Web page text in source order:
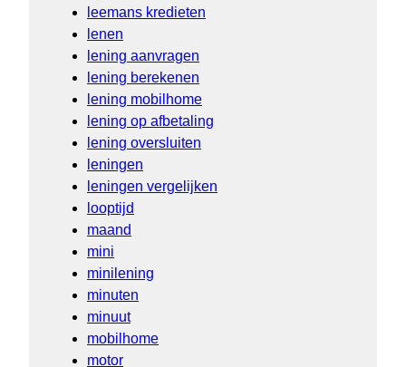
leemans kredieten
lenen
lening aanvragen
lening berekenen
lening mobilhome
lening op afbetaling
lening oversluiten
leningen
leningen vergelijken
looptijd
maand
mini
minilening
minuten
minuut
mobilhome
motor